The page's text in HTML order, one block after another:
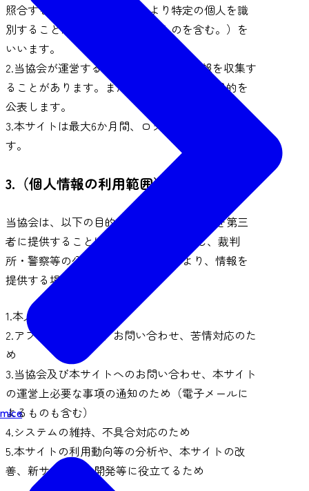
mice
照合することができ、それにより特定の個人を識
別することができることとなるものを含む。）を
いいます。
2.当協会が運営する本サイトは、個人情報を収集す
ることがあります。また、個人情報の利用目的を
公表します。
3.本サイトは最大6か月間、ログデータを維持しま
す。
3.（個人情報の利用範囲）
当協会は、以下の目的を除いて、個人情報を第三
者に提供することはありません。 ただし、裁判
所・警察等の公的機関からの要請により、情報を
提供する場合があります。
1.本人確認のため
2.アフターサービス、お問い合わせ、苦情対応のた
め
3.当協会及び本サイトへのお問い合わせ、本サイト
の運営上必要な事項の通知のため（電子メールに
よるものも含む）
4.システムの維持、不具合対応のため
5.本サイトの利用動向等の分析や、本サイトの改
善、新サービスの開発等に役立てるため